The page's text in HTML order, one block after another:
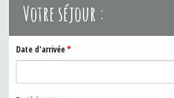
Votre séjour :
Date d'arrivée*